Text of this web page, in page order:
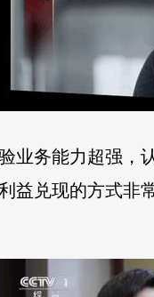
业务能力超强，
益兑现的方式非